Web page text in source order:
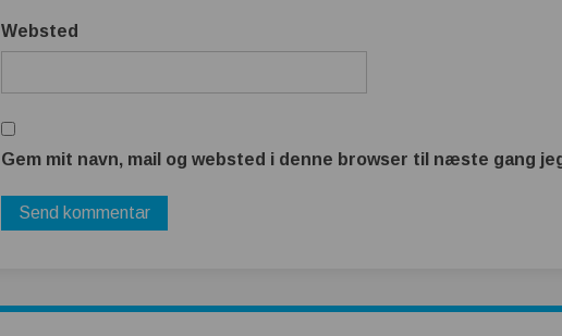
Websted
Gem mit navn, mail og websted i denne browser til næste gang